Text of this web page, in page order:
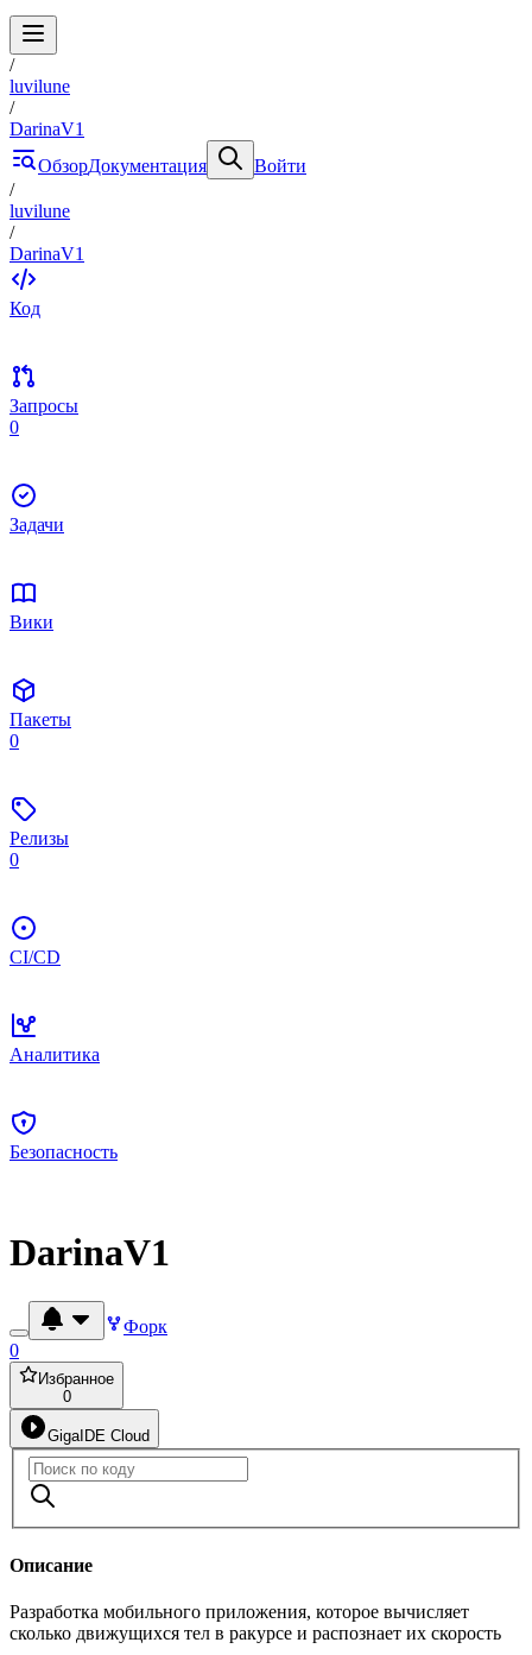
/
luvilune
/
DarinaV1
ОбзорДокументация
Войти
/
luvilune
/
DarinaV1
Код
Запросы
0
Задачи
Вики
Пакеты
0
Релизы
0
CI/CD
Аналитика
Безопасность
DarinaV1
Форк
0
Избранное
0
GigaIDE Cloud
Описание
Разработка мобильного приложения, которое вычисляет
сколько движущихся тел в ракурсе и распознает их скорость